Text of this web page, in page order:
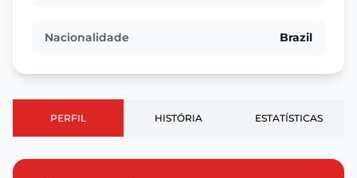
Nacionalidade Brazil
PERFIL HISTÓRIA ESTATÍSTICAS